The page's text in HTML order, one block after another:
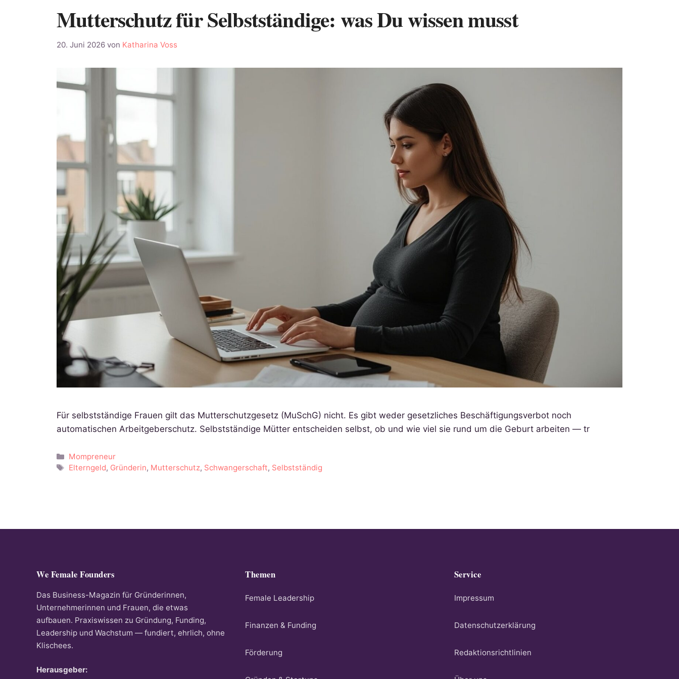
Mutterschutz für Selbstständige: was Du wissen musst
20. Juni 2026 von Katharina Voss
Für selbstständige Frauen gilt das Mutterschutzgesetz (MuSchG) nicht. Es gibt weder gesetzliches Beschäftigungsverbot noch
automatischen Arbeitgeberschutz. Selbstständige Mütter entscheiden selbst, ob und wie viel sie rund um die Geburt arbeiten — tr
Kategorien
Mompreneur
Schlagwörter
Elterngeld, Gründerin, Mutterschutz, Schwangerschaft, Selbstständig
We Female Founders
Das Business-Magazin für Gründerinnen,
Unternehmerinnen und Frauen, die etwas
aufbauen. Praxiswissen zu Gründung, Funding,
Leadership und Wachstum — fundiert, ehrlich, ohne
Klischees.
Herausgeber:
Themen
Female Leadership
Finanzen & Funding
Förderung
Service
Impressum
Datenschutzerklärung
Redaktionsrichtlinien